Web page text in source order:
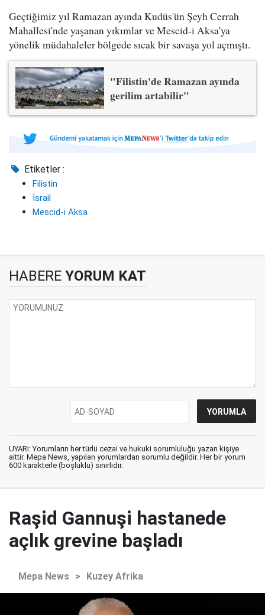
Geçtiğimiz yıl Ramazan ayında Kudüs'ün Şeyh Cerrah
Mahallesi'nde yaşanan yıkımlar ve Mescid-i Aksa'ya
yönelik müdahaleler bölgede sıcak bir savaşa yol açmıştı.
"Filistin'de Ramazan ayında
gerilim artabilir"
Etiketler :
Filistin
İsrail
Mescid-i Aksa
HABERE YORUM KAT
UYARI: Yorumların her türlü cezai ve hukuki sorumluluğu yazan kişiye
aittir. Mepa News, yapılan yorumlardan sorumlu değildir. Her bir yorum
600 karakterle (boşluklu) sınırlıdır.
Raşid Gannuşi hastanede
açlık grevine başladı
Mepa News > Kuzey Afrika